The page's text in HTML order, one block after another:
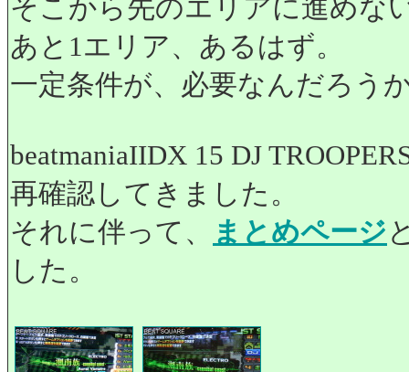
そこから先のエリアに進めな
あと1エリア、あるはず。
一定条件が、必要なんだろう
beatmaniaIIDX 15 DJ
再確認してきました。
それに伴って、
まとめページ
した。